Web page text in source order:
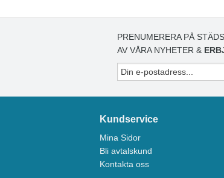
PRENUMERERA PÅ
AV VÅRA NYHETER &
Kundservice
Mina Sidor
Bli avtalskund
Kontakta oss